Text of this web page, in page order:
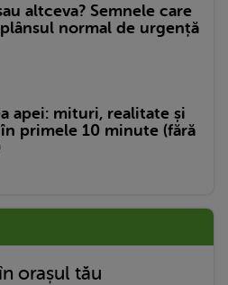
altceva? Semnele care
normal de urgență
apei: mituri, realitate și
primele 10 minute (fără
orașul tău